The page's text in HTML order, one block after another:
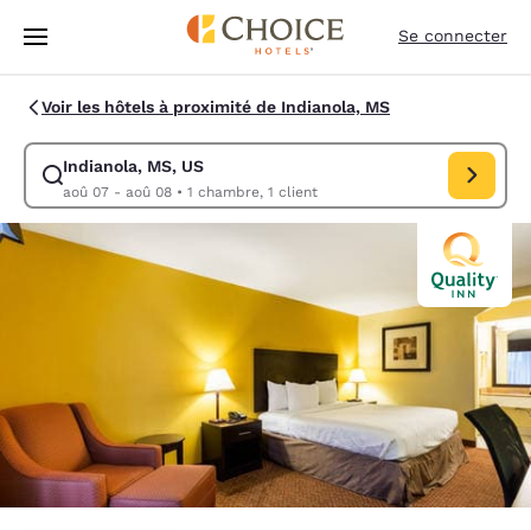
Sauter à Contenu Principal
Se connecter
Voir les hôtels à proximité de Indianola, MS
Indianola, MS, US
aoû 07 - aoû 08• 1 chambre, 1 client
Modifier la recherche pour Indianola, MS, US. Date d’arrivée aoû 07,